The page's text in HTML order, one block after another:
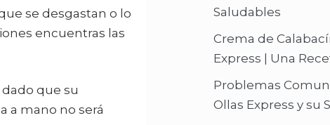
se desgastan o lo
encuentras las
que su
a mano no será
Saludables
Crema de
Express | Una
Problemas
Ollas Express y su